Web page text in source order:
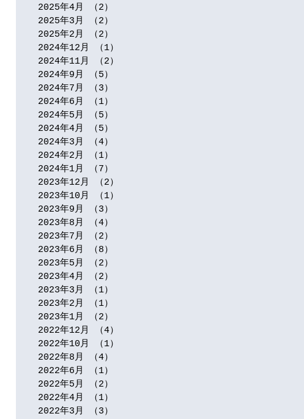
2025年4月
（2）
2025年3月
（2）
2025年2月
（2）
2024年12月
（1）
2024年11月
（2）
2024年9月
（5）
2024年7月
（3）
2024年6月
（1）
2024年5月
（5）
2024年4月
（5）
2024年3月
（4）
2024年2月
（1）
2024年1月
（7）
2023年12月
（2）
2023年10月
（1）
2023年9月
（3）
2023年8月
（4）
2023年7月
（2）
2023年6月
（8）
2023年5月
（2）
2023年4月
（2）
2023年3月
（1）
2023年2月
（1）
2023年1月
（2）
2022年12月
（4）
2022年10月
（1）
2022年8月
（4）
2022年6月
（1）
2022年5月
（2）
2022年4月
（1）
2022年3月
（3）